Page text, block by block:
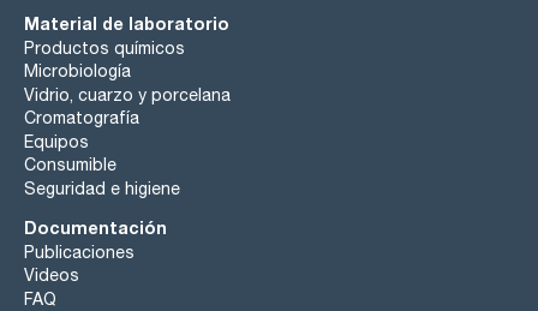
Material de laboratorio
Productos químicos
Microbiología
Vidrio, cuarzo y porcelana
Cromatografía
Equipos
Consumible
Seguridad e higiene
Documentación
Publicaciones
Videos
FAQ